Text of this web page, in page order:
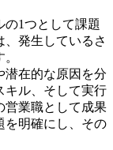
の1つとして課題
発生しているさ
潜在的な原因を分
キル、そして実行
営業職として成果
を明確にし、その